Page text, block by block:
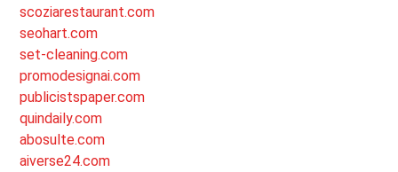
scoziarestaurant.com
seohart.com
set-cleaning.com
promodesignai.com
publicistspaper.com
quindaily.com
abosulte.com
aiverse24.com